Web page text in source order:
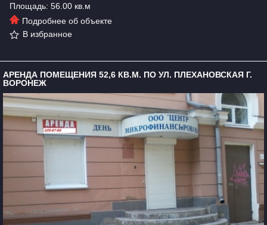
Площадь: 56.00 кв.м
Подробнее об объекте
В избранное
АРЕНДА ПОМЕЩЕНИЯ 52,6 КВ.М. ПО УЛ. ПЛЕХАНОВСКАЯ Г.
ВОРОНЕЖ